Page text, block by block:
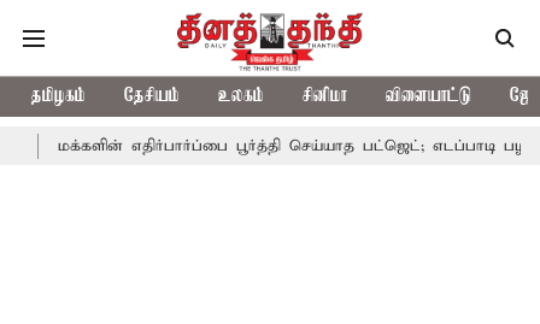
தமிழகம் தேசியம் உலகம் சினிமா விளையாட்டு
எதிர்பார்ப்பை பூர்த்தி செய்யாத பட்ஜெட்; எடப்பாடி பழனிசாமி